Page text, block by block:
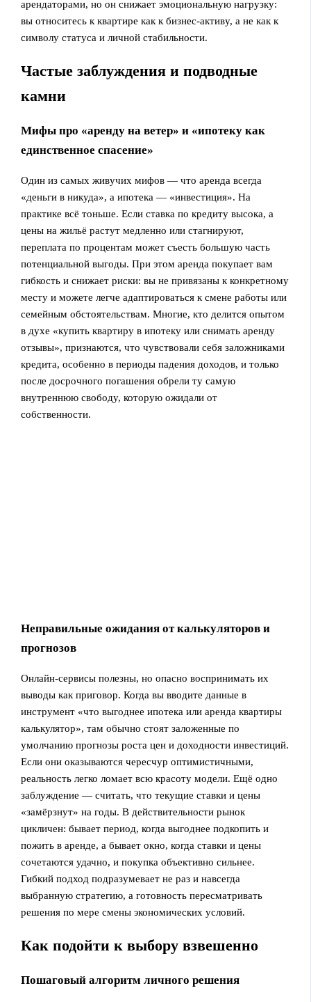
арендаторами, но он снижает эмоциональную нагрузку:
вы относитесь к квартире как к бизнес‑активу, а не как к
символу статуса и личной стабильности.
Частые заблуждения и подводные
камни
Мифы про «аренду на ветер» и «ипотеку как
единственное спасение»
Один из самых живучих мифов — что аренда всегда
«деньги в никуда», а ипотека — «инвестиция». На
практике всё тоньше. Если ставка по кредиту высока, а
цены на жильё растут медленно или стагнируют,
переплата по процентам может съесть большую часть
потенциальной выгоды. При этом аренда покупает вам
гибкость и снижает риски: вы не привязаны к конкретному
месту и можете легче адаптироваться к смене работы или
семейным обстоятельствам. Многие, кто делится опытом
в духе «купить квартиру в ипотеку или снимать аренду
отзывы», признаются, что чувствовали себя заложниками
кредита, особенно в периоды падения доходов, и только
после досрочного погашения обрели ту самую
внутреннюю свободу, которую ожидали от
собственности.
Неправильные ожидания от калькуляторов и
прогнозов
Онлайн‑сервисы полезны, но опасно воспринимать их
выводы как приговор. Когда вы вводите данные в
инструмент «что выгоднее ипотека или аренда квартиры
калькулятор», там обычно стоят заложенные по
умолчанию прогнозы роста цен и доходности инвестиций.
Если они оказываются чересчур оптимистичными,
реальность легко ломает всю красоту модели. Ещё одно
заблуждение — считать, что текущие ставки и цены
«замёрзнут» на годы. В действительности рынок
цикличен: бывает период, когда выгоднее подкопить и
пожить в аренде, а бывает окно, когда ставки и цены
сочетаются удачно, и покупка объективно сильнее.
Гибкий подход подразумевает не раз и навсегда
выбранную стратегию, а готовность пересматривать
решения по мере смены экономических условий.
Как подойти к выбору взвешенно
Пошаговый алгоритм личного решения